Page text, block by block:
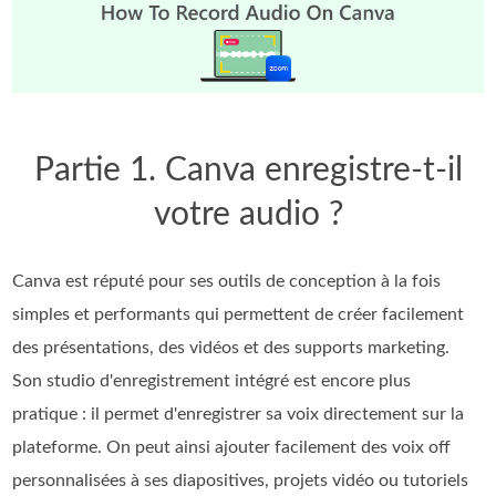
Partie 1. Canva enregistre-t-il
votre audio ?
Canva est réputé pour ses outils de conception à la fois
simples et performants qui permettent de créer facilement
des présentations, des vidéos et des supports marketing.
Son studio d'enregistrement intégré est encore plus
pratique : il permet d'enregistrer sa voix directement sur la
plateforme. On peut ainsi ajouter facilement des voix off
personnalisées à ses diapositives, projets vidéo ou tutoriels